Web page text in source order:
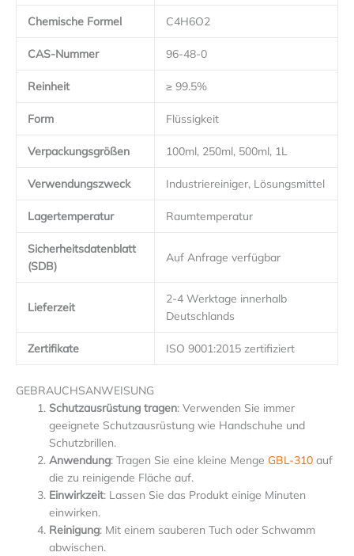
Chemische Formel C4H6O2
CAS-Nummer 96-48-0
Reinheit ≥ 99.5%
Form Flüssigkeit
Verpackungsgrößen 100ml, 250ml, 500ml, 1L
Verwendungszweck Industriereiniger, Lösungsmittel
Lagertemperatur Raumtemperatur
Sicherheitsdatenblatt
(SDB)
Auf Anfrage verfügbar
Lieferzeit
2-4 Werktage innerhalb
Deutschlands
Zertifikate ISO 9001:2015 zertifiziert
GEBRAUCHSANWEISUNG
Schutzausrüstung tragen: Verwenden Sie immer
geeignete Schutzausrüstung wie Handschuhe und
Schutzbrillen.
Anwendung: Tragen Sie eine kleine Menge GBL-310 auf
die zu reinigende Fläche auf.
Einwirkzeit: Lassen Sie das Produkt einige Minuten
einwirken.
Reinigung: Mit einem sauberen Tuch oder Schwamm
abwischen.